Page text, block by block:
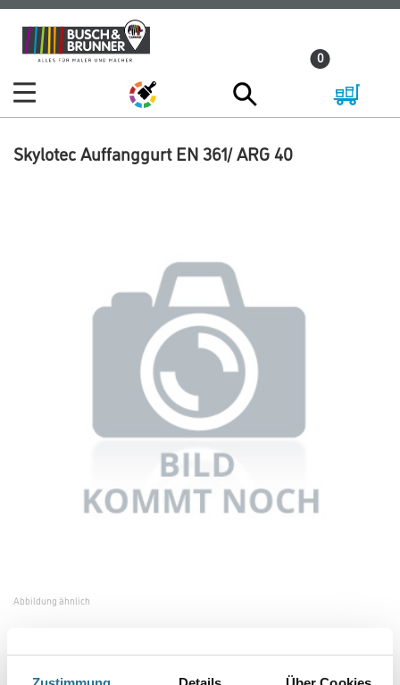
Zum
Inhalt
Zum
Navigationsmenü
0
Skylotec Auffanggurt EN 361/ ARG 40
Abbildung ähnlich